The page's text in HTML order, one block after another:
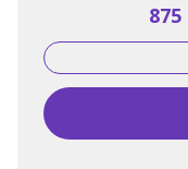
875